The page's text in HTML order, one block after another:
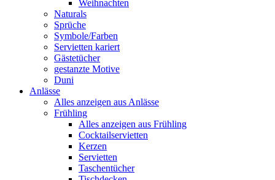
Weihnachten
Naturals
Sprüche
Symbole/Farben
Servietten kariert
Gästetücher
gestanzte Motive
Duni
Anlässe
Alles anzeigen aus Anlässe
Frühling
Alles anzeigen aus Frühling
Cocktailservietten
Kerzen
Servietten
Taschentücher